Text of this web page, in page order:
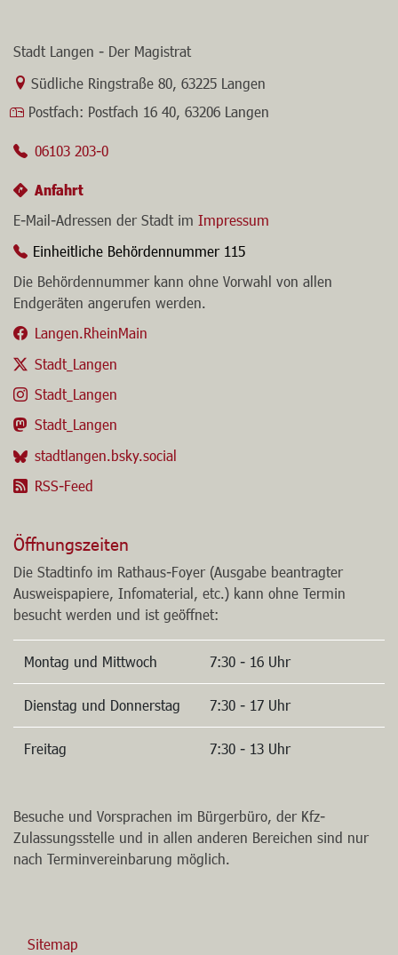
Stadt Langen - Der Magistrat
Link zur Google-Maps Navigation
Südliche Ringstraße 80 63225 Langen
Postfach: Postfach 16 40, 63206 Langen
06103 203-0
Anfahrt
E-Mail-Adressen der Stadt im Impressum
Einheitliche Behördennummer 115
Die Behördennummer kann ohne Vorwahl von allen
Endgeräten angerufen werden.
Langen.RheinMain
Stadt_Langen
Stadt_Langen
Stadt_Langen
stadtlangen.bsky.social
RSS-Feed
Öffnungszeiten
Die Stadtinfo im Rathaus-Foyer (Ausgabe beantragter
Ausweispapiere, Infomaterial, etc.) kann ohne Termin
besucht werden und ist geöffnet:
Montag und Mittwoch 7:30 - 16 Uhr
Dienstag und Donnerstag 7:30 - 17 Uhr
Freitag 7:30 - 13 Uhr
Besuche und Vorsprachen im Bürgerbüro, der Kfz-
Zulassungsstelle und in allen anderen Bereichen sind nur
nach Terminvereinbarung möglich.
Sitemap